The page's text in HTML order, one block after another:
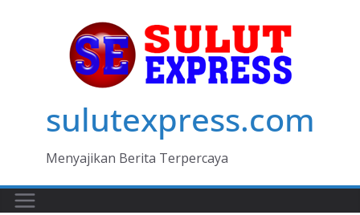
sulutexpress.com
Menyajikan Berita Terpercaya